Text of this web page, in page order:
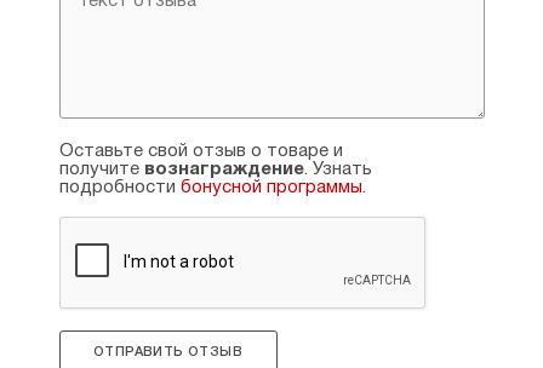
Оставьте свой отзыв о товаре и
получите вознаграждение. Узнать
подробности бонусной программы.
ОТПРАВИТЬ ОТЗЫВ